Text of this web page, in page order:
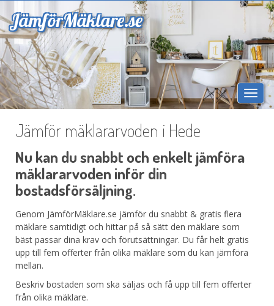
JämförMäklare.se
Jämför mäklararvoden i Hede
Nu kan du snabbt och enkelt jämföra
mäklararvoden inför din
bostadsförsäljning.
Genom JämförMäklare.se jämför du snabbt & gratis flera
mäklare samtidigt och hittar på så sätt den mäklare som
bäst passar dina krav och förutsättningar. Du får helt gratis
upp till fem offerter från olika mäklare som du kan jämföra
mellan.
Beskriv bostaden som ska säljas och få upp till fem offerter
från olika mäklare.